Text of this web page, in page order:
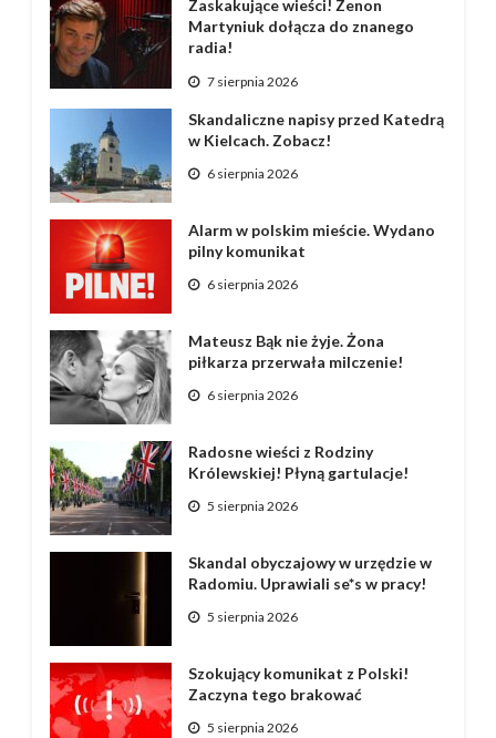
Zaskakujące wieści! Zenon
Martyniuk dołącza do znanego
radia!
7 sierpnia 2026
Skandaliczne napisy przed Katedrą
w Kielcach. Zobacz!
6 sierpnia 2026
Alarm w polskim mieście. Wydano
pilny komunikat
6 sierpnia 2026
Mateusz Bąk nie żyje. Żona
piłkarza przerwała milczenie!
6 sierpnia 2026
Radosne wieści z Rodziny
Królewskiej! Płyną gartulacje!
5 sierpnia 2026
Skandal obyczajowy w urzędzie w
Radomiu. Uprawiali se*s w pracy!
5 sierpnia 2026
Szokujący komunikat z Polski!
Zaczyna tego brakować
5 sierpnia 2026